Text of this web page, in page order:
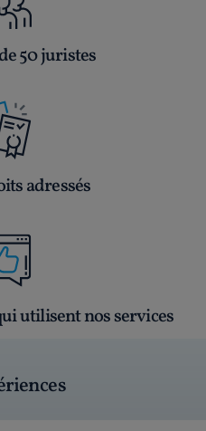
50 juristes
adressés
utilisent nos services